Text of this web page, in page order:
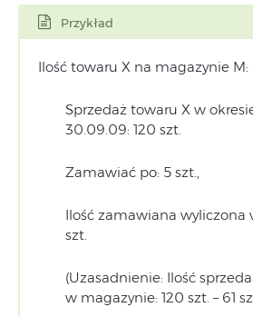
Przykład
Ilość towaru X na magazynie M:
Sprzedaż towaru X w
30.09.09: 120 szt.
Zamawiać po: 5 szt.,
Ilość zamawiana wyliczona
szt.
(Uzasadnienie: Ilość
w magazynie: 120 szt. – 61